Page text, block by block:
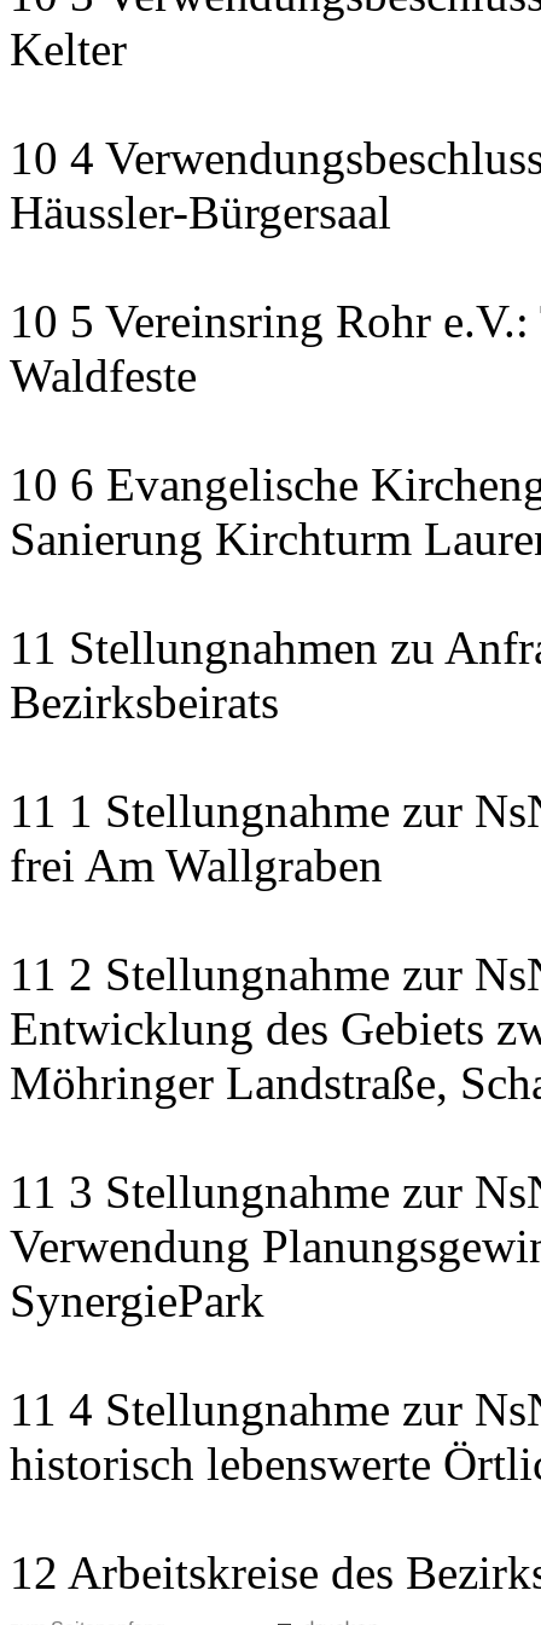
Kelter
10 4
Häussler-Bürgersaal
10 5 Vereinsring Rohr
Waldfeste
10 6 Evangelische
Sanierung Kirchturm
11 Stellungnahmen zu
Bezirksbeirats
11 1 Stellungnahme zur
frei Am Wallgraben
11 2 Stellungnahme zur
Entwicklung des Gebiets
Möhringer Landstraße,
11 3 Stellungnahme zur
Verwendung
SynergiePark
11 4 Stellungnahme zur
historisch lebenswerte
12 Arbeitskreise des